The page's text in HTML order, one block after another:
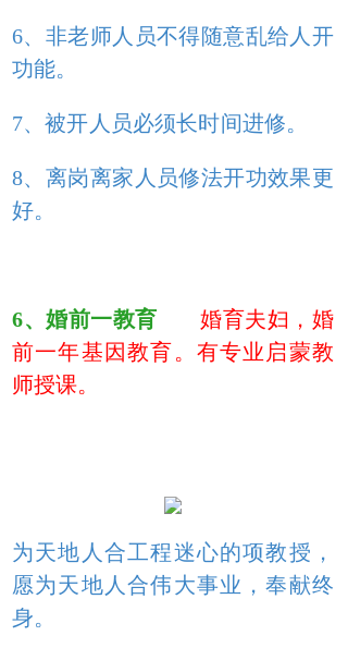
6、非老师人员不得随意乱给人开
功能。
7、被开人员必须长时间进修。
8、离岗离家人员修法开功效果更
好。
6、婚前一教育
婚育夫妇，婚
前一年基因教育。有专业启蒙教
师授课。
为天地人合工程迷心的项教授，
愿为天地人合伟大事业，奉献终
身。